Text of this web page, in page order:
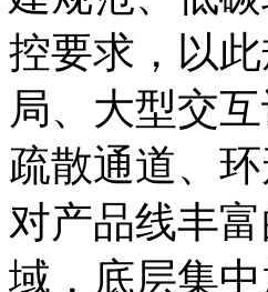
控要求，以
局、大型交
疏散通道、
对产品线丰
域，底层集